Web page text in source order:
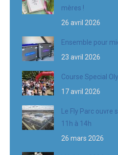
mères !
26 avril 2026
Ensemble pour
23 avril 2026
Course Special
17 avril 2026
Le Fly Parc
11h à 14h
26 mars 2026